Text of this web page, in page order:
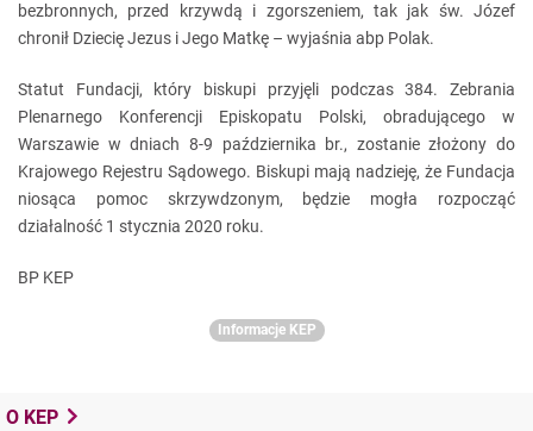
bezbronnych, przed krzywdą i zgorszeniem, tak jak św. Józef
chronił Dziecię Jezus i Jego Matkę – wyjaśnia abp Polak.
Statut Fundacji, który biskupi przyjęli podczas 384. Zebrania
Plenarnego Konferencji Episkopatu Polski, obradującego w
Warszawie w dniach 8-9 października br., zostanie złożony do
Krajowego Rejestru Sądowego. Biskupi mają nadzieję, że Fundacja
niosąca pomoc skrzywdzonym, będzie mogła rozpocząć
działalność 1 stycznia 2020 roku.
BP KEP
Informacje KEP
O KEP